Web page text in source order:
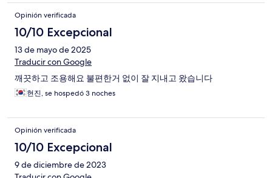
Opinión verificada
10/10 Excepcional
13 de mayo de 2025
Traducir con Google
깨끗하고 조용해요 불편한거 없이 잘 지내고 왔습니다
현진, se hospedó 3 noches
Opinión verificada
10/10 Excepcional
9 de diciembre de 2023